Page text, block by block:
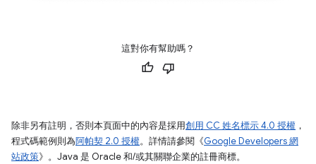
這對你有幫助嗎？
除非另有註明，否則本頁面中的內容是採用創用 CC 姓名標示 4.0 授權 ，
程式碼範例則為阿帕契 2.0 授權。詳情請參閱《Google Developers 網
站政策》。Java 是 Oracle 和/或其關聯企業的註冊商標。